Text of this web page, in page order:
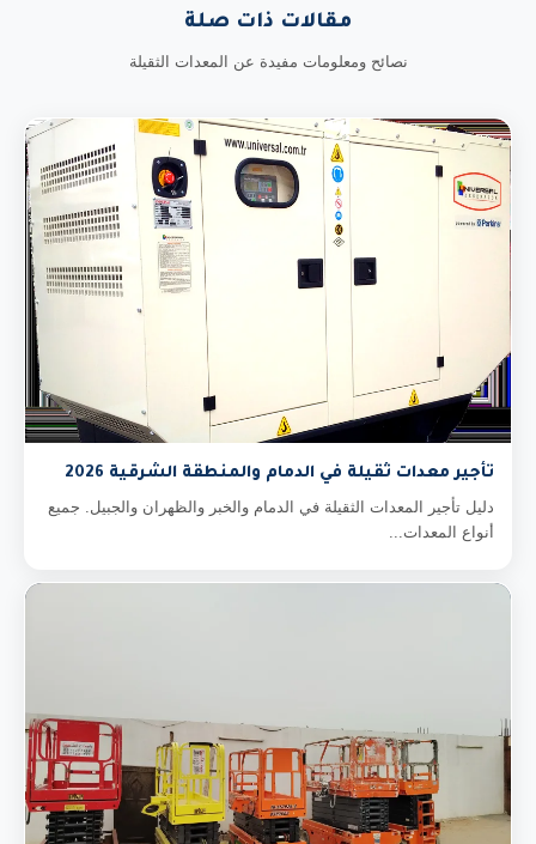
مقالات ذات صلة
نصائح ومعلومات مفيدة عن المعدات الثقيلة
تأجير معدات ثقيلة في الدمام والمنطقة الشرقية 2026
دليل تأجير المعدات الثقيلة في الدمام والخبر والظهران والجبيل. جميع
أنواع المعدات...